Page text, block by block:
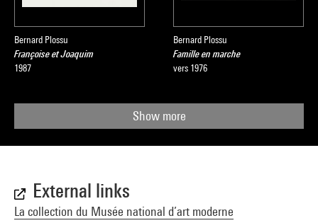
Bernard Plossu
Françoise et Joaquim
1987
Bernard Plossu
Famille en marche
vers 1976
Show more
External links
La collection du Musée national d’art moderne